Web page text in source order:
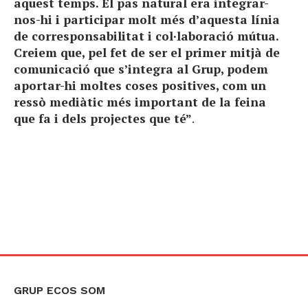
aquest temps. El pas natural era integrar-
nos-hi i participar molt més d’aquesta línia
de corresponsabilitat i col·laboració mútua.
Creiem que, pel fet de ser el primer mitjà de
comunicació que s’integra al Grup, podem
aportar-hi moltes coses positives, com un
ressò mediàtic més important de la feina
que fa i dels projectes que té”.
GRUP ECOS SOM